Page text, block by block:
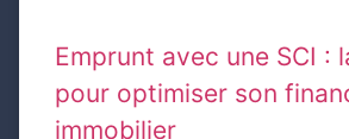
Emprunt avec une SCI :
pour optimiser son
immobilier